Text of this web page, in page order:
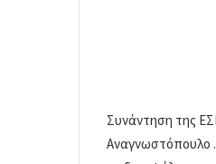
Συνάντηση της
Αναγνωστόπουλο